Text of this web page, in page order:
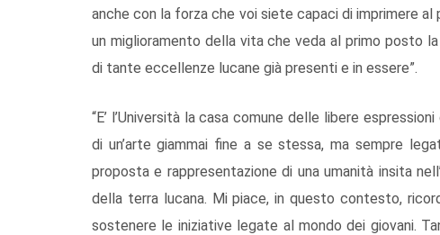
anche con la forza che voi siete capaci di imprimere
un miglioramento della vita che veda al primo posto
di tante eccellenze lucane già presenti e in essere”.
“E’ l’Università la casa comune delle libere
di un’arte giammai fine a se stessa, ma sempre
proposta e rappresentazione di una umanità insita
della terra lucana. Mi piace, in questo contesto,
sostenere le iniziative legate al mondo dei giovani.